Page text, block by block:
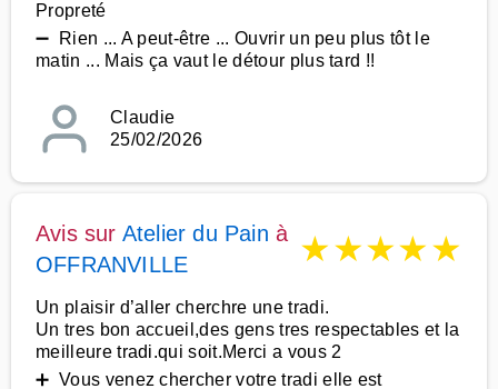
Propreté
➖ Rien ... A peut-être ... Ouvrir un peu plus tôt le
matin ... Mais ça vaut le détour plus tard !!
Claudie
25/02/2026
Avis sur Atelier du Pain à
OFFRANVILLE
★★★★★
Un plaisir d’aller cherchre une tradi.
Un tres bon accueil,des gens tres respectables et la
meilleure tradi.qui soit.Merci a vous 2
➕ Vous venez chercher votre tradi elle est